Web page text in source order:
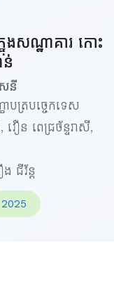
ងសណ្ឋាគារ កោះ
ន់
នី
ាបត្របច្ចេកទេស
, វឿន ពេជ្រច័ន្ទរាសី,
ជីវ័ន្ត
2025